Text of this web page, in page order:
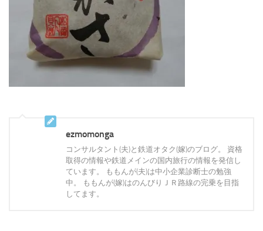
ezmomonga
コンサルタント(夫)と鉄道オタク(嫁)のブログ。 資格
取得の情報や鉄道メインの国内旅行の情報を発信し
ています。 ももんが(夫)は中小企業診断士の勉強
中。 ももんが(嫁)はのんびりＪＲ路線の完乗を目指
してます。